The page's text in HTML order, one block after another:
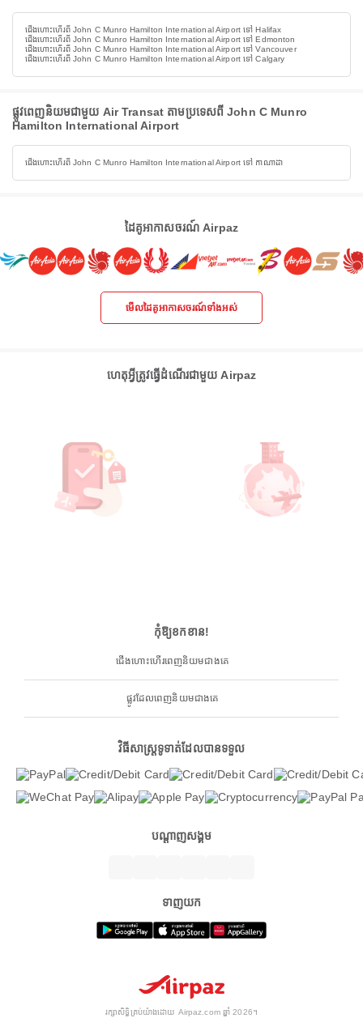
ជើងហោះហើរពី John C Munro Hamilton International Airport ទៅ Halifax
ជើងហោះហើរពី John C Munro Hamilton International Airport ទៅ Edmonton
ជើងហោះហើរពី John C Munro Hamilton International Airport ទៅ Vancouver
ជើងហោះហើរពី John C Munro Hamilton International Airport ទៅ Calgary
ផ្លូវពេញនិយមជាមួយ Air Transat តាមប្រទេសពី John C Munro
Hamilton International Airport
ជើងហោះហើរពី John C Munro Hamilton International Airport ទៅ កាណាដា
ដៃគូអាកាសចរណ៍ Airpaz
មើលដៃគូអាកាសចរណ៍ទាំងអស់
ហេតុអ្វីត្រូវធ្វើដំណើរជាមួយ Airpaz
កុំឱ្យខកខាន!
ជើងហោះហើរពេញនិយមជាងគេ
ផ្លូវដែលពេញនិយមជាងគេ
វិធីសាស្ត្រទូទាត់ដែលបានទទួល
បណ្តាញសង្គម
ទាញយក
រក្សាសិទ្ធិគ្រប់យ៉ាងដោយ Airpaz.com ឆ្នាំ 2026។